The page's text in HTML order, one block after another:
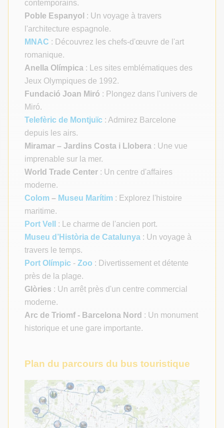
contemporains.
Poble Espanyol : Un voyage à travers
l'architecture espagnole.
MNAC : Découvrez les chefs-d'œuvre de l'art
romanique.
Anella Olímpica : Les sites emblématiques des
Jeux Olympiques de 1992.
Fundació Joan Miró : Plongez dans l'univers de
Miró.
Telefèric de Montjuïc : Admirez Barcelone
depuis les airs.
Miramar – Jardins Costa i Llobera : Une vue
imprenable sur la mer.
World Trade Center : Un centre d'affaires
moderne.
Colom – Museu Marítim : Explorez l'histoire
maritime.
Port Vell
: Le charme de l'ancien port.
Museu d’Història de Catalunya : Un voyage à
travers le temps.
Port Olímpic - Zoo : Divertissement et détente
près de la plage.
Glòries : Un arrêt près d'un centre commercial
moderne.
Arc de Triomf - Barcelona Nord : Un monument
historique et une gare importante.
Plan du parcours du bus touristique